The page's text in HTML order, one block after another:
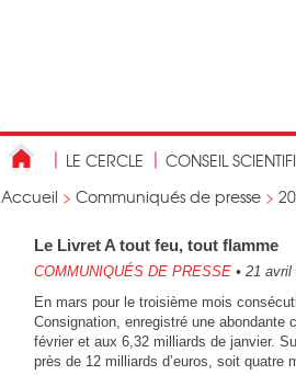
LE CERCLE CONSEIL
Accueil > Communiqués de presse >
Le Livret A tout feu, tout flamme
COMMUNIQUÉS DE PRESSE • 21 avril
En mars pour le troisième mois
Consignation, enregistré une abondante
février et aux 6,32 milliards de janvier.
près de 12 milliards d’euros, soit quatre